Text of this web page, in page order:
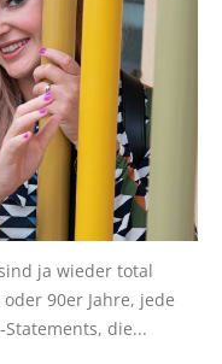
ja wieder total
90er Jahre, jede
die...